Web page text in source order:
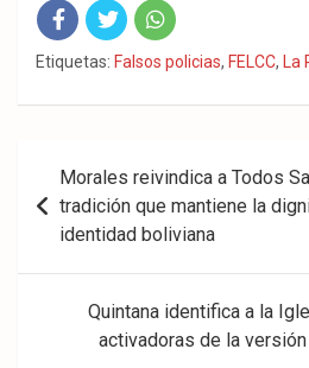
Fac
eb
Twit
ter
Wha
tsA
Etiquetas: Falsos policias, FELCC,
Navegación
de
entradas
Morales reivindica a Todos
tradición que mantiene la
identidad boliviana
Quintana identifica a la
activadoras de la